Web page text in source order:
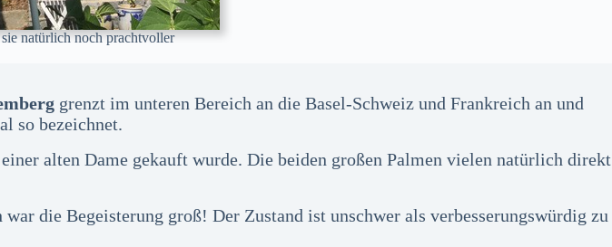
natürlich noch prachtvoller
grenzt im unteren Bereich an die Basel-Schweiz und Frankreich an und
so bezeichnet.
alten Dame gekauft wurde. Die beiden großen Palmen vielen natürlich direkt
die Begeisterung groß! Der Zustand ist unschwer als verbesserungswürdig zu